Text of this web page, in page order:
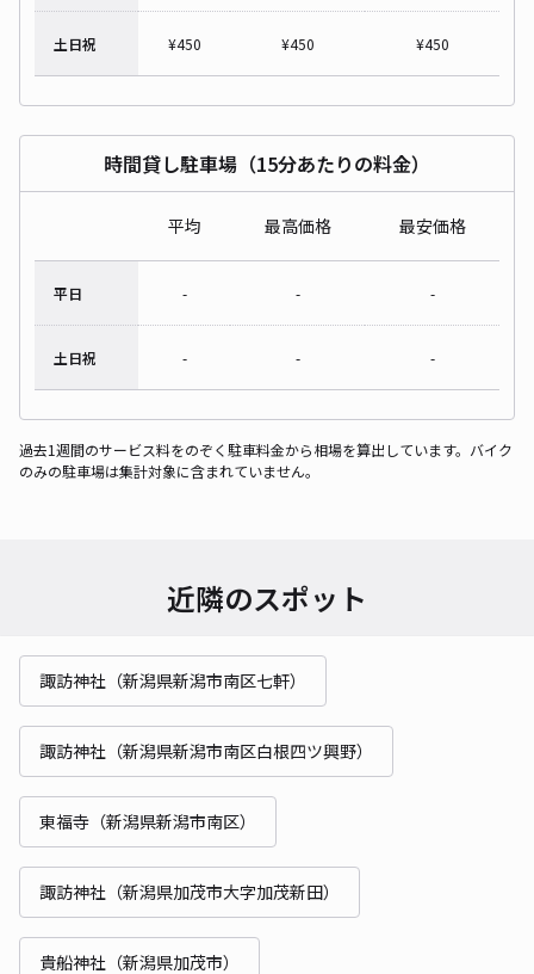
土日祝 ¥450 ¥450 ¥450
時間貸し駐車場（15分あたりの料金）
平均 最高価格 最安価格
平日 - - -
土日祝 - - -
過去1週間のサービス料をのぞく駐車料金から相場を算出しています。バイク
のみの駐車場は集計対象に含まれていません。
近隣のスポット
諏訪神社（新潟県新潟市南区七軒）
諏訪神社（新潟県新潟市南区白根四ツ興野）
東福寺（新潟県新潟市南区）
諏訪神社（新潟県加茂市大字加茂新田）
貴船神社（新潟県加茂市）